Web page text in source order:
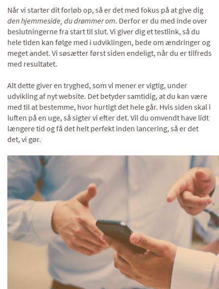
Når vi starter dit forløb op, så er det med fokus på at give dig
den hjemmeside, du drømmer om. Derfor er du med inde over
beslutningerne fra start til slut. Vi giver dig et testlink, så du
hele tiden kan følge med i udviklingen, bede om ændringer og
meget andet. Vi søsætter først siden endeligt, når du er tilfreds
med resultatet.
Alt dette giver en tryghed, som vi mener er vigtig, under
udvikling af nyt website. Det betyder samtidig, at du kan være
med til at bestemme, hvor hurtigt det hele går. Hvis siden skal i
luften på en uge, så sigter vi efter det. Vil du omvendt have lidt
længere tid og få det helt perfekt inden lancering, så er det
det, vi gør.